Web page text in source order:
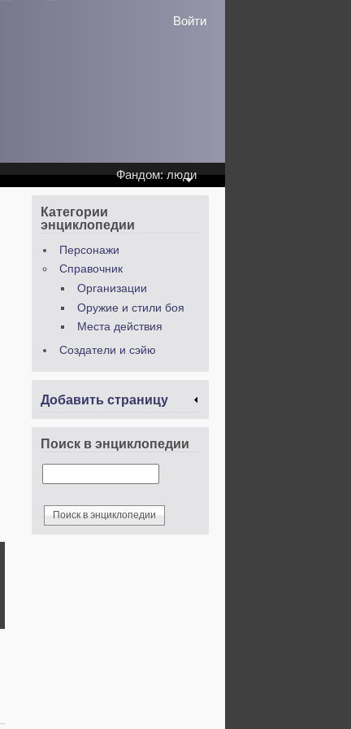
Войти
Фандом: люди
Категории
энциклопедии
Персонажи
Справочник
Организации
Оружие и стили боя
Места действия
Создатели и сэйю
Добавить страницу
Поиск в энциклопедии